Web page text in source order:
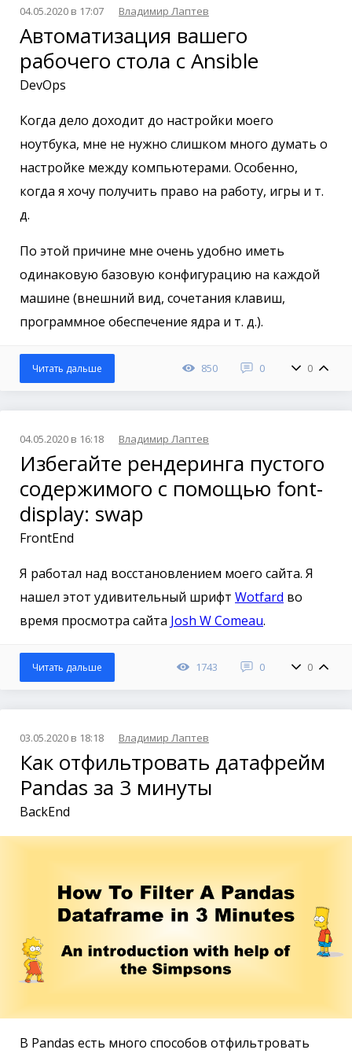
04.05.2020 в 17:07 Владимир Лаптев
Автоматизация вашего
рабочего стола с Ansible
DevOps
Когда дело доходит до настройки моего
ноутбука, мне не нужно слишком много думать о
настройке между компьютерами. Особенно,
когда я хочу получить право на работу, игры и т.
д.
По этой причине мне очень удобно иметь
одинаковую базовую конфигурацию на каждой
машине (внешний вид, сочетания клавиш,
программное обеспечение ядра и т. д.).
850 0 0
Читать дальше
04.05.2020 в 16:18 Владимир Лаптев
Избегайте рендеринга пустого
содержимого с помощью font-
display: swap
FrontEnd
Я работал над восстановлением моего сайта. Я
нашел этот удивительный шрифт Wotfard во
время просмотра сайта Josh W Comeau.
1743 0 0
Читать дальше
03.05.2020 в 18:18 Владимир Лаптев
Как отфильтровать датафрейм
Pandas за 3 минуты
BackEnd
В Pandas есть много способов отфильтровать